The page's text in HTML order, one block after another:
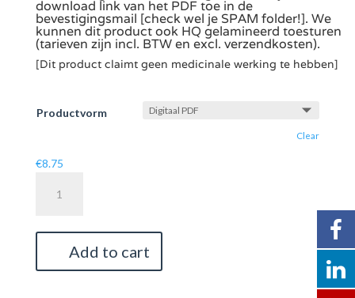
download link van het PDF toe in de
bevestigingsmail [check wel je SPAM folder!]. We
kunnen dit product ook HQ gelamineerd toesturen
(tarieven zijn incl. BTW en excl. verzendkosten).
[Dit product claimt geen medicinale werking te hebben]
Productvorm
Clear
€8.75
Smoothie
quantity
Add to cart